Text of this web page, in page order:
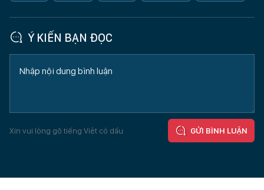
Ý KIẾN BẠN ĐỌC
Xin vui lòng gõ tiếng Việt có dấu GỬI BÌNH LUẬN